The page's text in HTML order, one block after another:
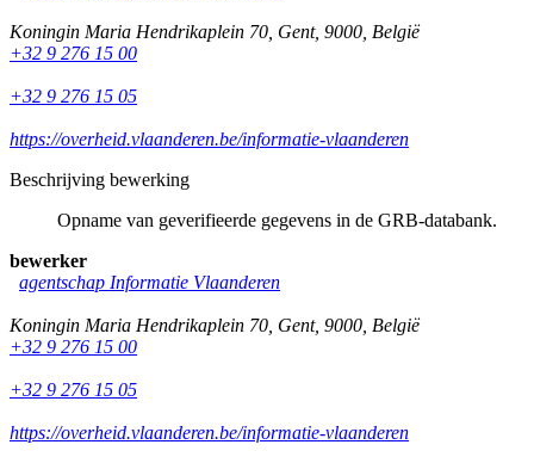
Koningin Maria Hendrikaplein 70 Gent, 9000 België
+32 9 276 15 00
+32 9 276 15 05
https://overheid.vlaanderen.be/informatie-vlaanderen
Beschrijving bewerking
Opname van geverifieerde gegevens in de GRB-databank.
bewerker
agentschap Informatie Vlaanderen
Koningin Maria Hendrikaplein 70 Gent, 9000 België
+32 9 276 15 00
+32 9 276 15 05
https://overheid.vlaanderen.be/informatie-vlaanderen